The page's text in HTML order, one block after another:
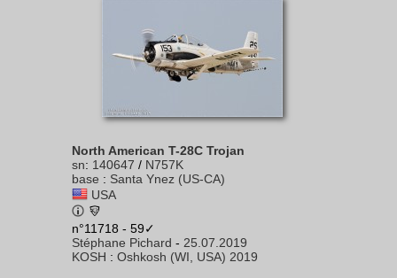
North American T-28C Trojan
sn: 140647 / N757K
base : Santa Ynez (US-CA)
USA
n°11718 - 59✓
Stéphane Pichard - 25.07.2019
KOSH : Oshkosh (WI, USA) 2019